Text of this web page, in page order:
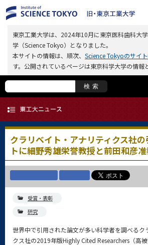
東京工業大学は、2024年10月に東京医科歯科大
学（Science Tokyo）となりました。
本サイトの情報は、順次、 Science Tokyoのサイト
す。公開されているページは東京科学大学の情報
検索
クラリベイト・アナリティクス社
トに細野秀雄栄誉教授と前田和彦
受賞・表彰
研究
世界中で引用された論文が多い科学者を調べるク
クス社の2019年版Highly Cited Researchers（高